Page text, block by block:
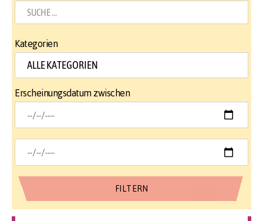
Kategorien
Erscheinungsdatum zwischen